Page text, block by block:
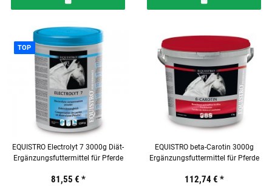
TOP
EQUISTRO Electrolyt 7 3000g Diät-
Ergänzungsfuttermittel für Pferde
81,55 € *
EQUISTRO beta-Carotin 3000g
Ergänzungsfuttermittel für Pferde
112,74 € *